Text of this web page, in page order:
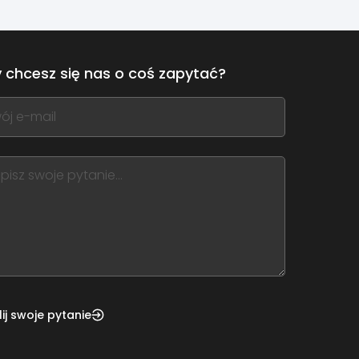
chcesz się nas o coś zapytać?
swoje pytanie